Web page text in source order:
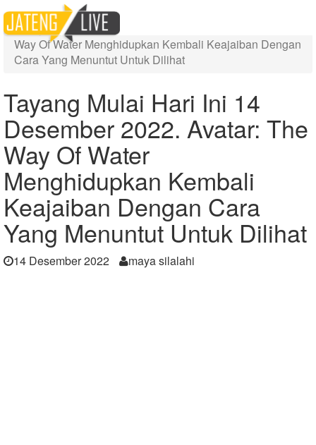
Home
Berita
Tayang Mulai Hari Ini 14 Desember 2022. Avatar: The
Way Of Water Menghidupkan Kembali Keajaiban Dengan
Cara Yang Menuntut Untuk Dilihat
Tayang Mulai Hari Ini 14
Desember 2022. Avatar: The
Way Of Water
Menghidupkan Kembali
Keajaiban Dengan Cara
Yang Menuntut Untuk Dilihat
14 Desember 2022 maya silalahi